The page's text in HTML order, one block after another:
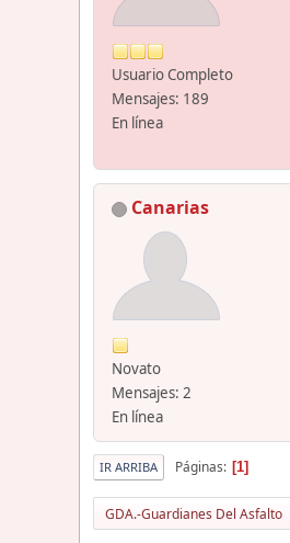
Usuario Completo
Mensajes: 189
En línea
Canarias
Novato
Mensajes: 2
En línea
IR ARRIBA Páginas 1
GDA.-Guardianes Del Asfalto